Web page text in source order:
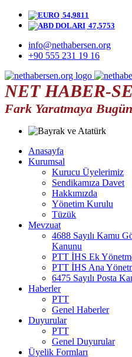
54,9811
47,5753
info@nethabersen.org
+90 555 231 19 16
NET HABER-
Fark Yaratmaya
Anasayfa
Kurumsal
Kurucu Üyelerimiz
Sendikamıza Davet
Hakkımızda
Yönetim Kurulu
Tüzük
Mevzuat
4688 Sayılı Kamu
Kanunu
PTT İHS Ek
PTT İHS Ana
6475 Sayılı Posta
Haberler
PTT
Genel Haberler
Duyurular
PTT
Genel Duyurular
Üyelik Formları